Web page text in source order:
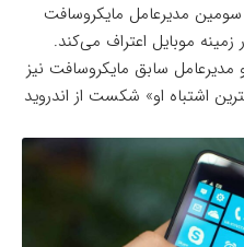
مدیرعامل مایکروسافت
موبایل اعتراف می‌کند.
مدیرعامل سابق مایکر‌وسافت نیز
اشتباه او» شکست از اندروید